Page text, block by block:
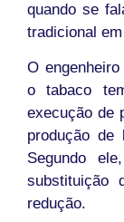
quando se
tradicional
O
o tabaco
execução de
produção de
Segundo
substituição
redução.